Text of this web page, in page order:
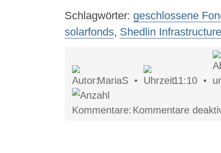
Schlagwörter: geschlossene
solarfonds, Shedlin
MariaS • 11:10 •
Kommentare